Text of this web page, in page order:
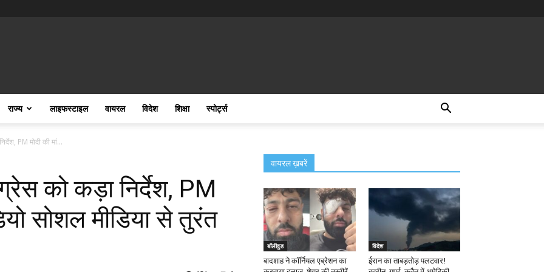
राज्य लाइफस्टाइल वायरल विदेश शिक्षा स्पोर्ट्स
PM मोदी की मां...
को कड़ा निर्देश, PM
सोशल मीडिया से तुरंत
वायरल ख़बरें
बॉलीवुड
बादशाह ने कॉर्नियल एब्रेशन का
विदेश
ईरान का ताबड़तोड़ पलटवार!